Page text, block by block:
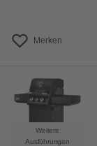
Merken
Weitere
Ausführungen